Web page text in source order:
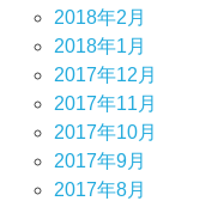
2018年2月
2018年1月
2017年12月
2017年11月
2017年10月
2017年9月
2017年8月